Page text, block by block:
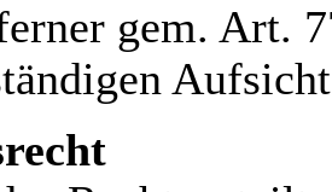
gem. Art.